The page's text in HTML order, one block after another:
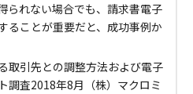
られない場合でも、請求書電子
ることが重要だと、成功事例か
取引先との調整方法および電子
調査2018年8月（株）マクロミ